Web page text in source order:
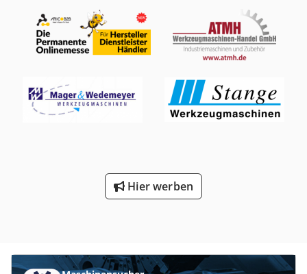
Abmessungen der Maschine L x B x H 2,74 x 1,14 x 2,59
mm - mit Gewindeschneideinrichtung - Crjdpfx Aju
Sblwjhtof Zubehör: Würfeltisch LxBxH = 550 x 550 x 550
mm, Maschinenschraubstock, Kühlmitteleinrichtung
Hier werben